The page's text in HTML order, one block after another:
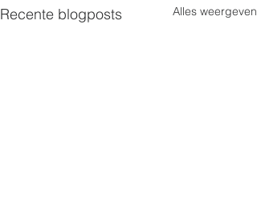
Recente blogposts Alles weergeven